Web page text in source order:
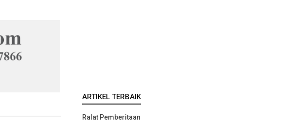
ARTIKEL TERBAIK
Ralat Pemberitaan